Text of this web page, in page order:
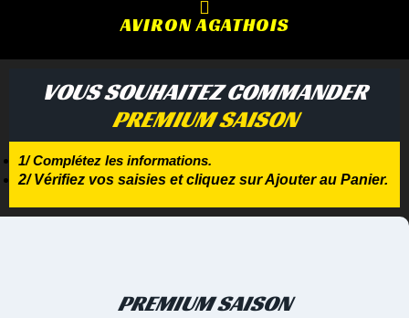
AVIRON AGATHOIS
VOUS SOUHAITEZ COMMANDER
PREMIUM SAISON
1/ Complétez les informations.
2/ Vérifiez vos saisies et cliquez sur Ajouter au Panier.
PREMIUM SAISON